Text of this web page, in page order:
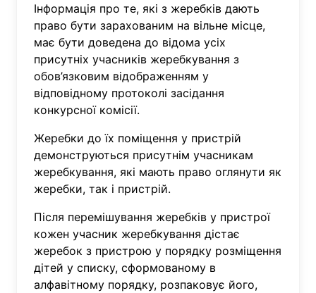
Інформація про те, які з жеребків дають
право бути зарахованим на вільне місце,
має бути доведена до відома усіх
присутніх учасників жеребкування з
обов’язковим відображенням у
відповідному протоколі засідання
конкурсної комісії.
Жеребки до їх поміщення у пристрій
демонструються присутнім учасникам
жеребкування, які мають право оглянути як
жеребки, так і пристрій.
Після перемішування жеребків у пристрої
кожен учасник жеребкування дістає
жеребок з пристрою у порядку розміщення
дітей у списку, сформованому в
алфавітному порядку, розпаковує його,